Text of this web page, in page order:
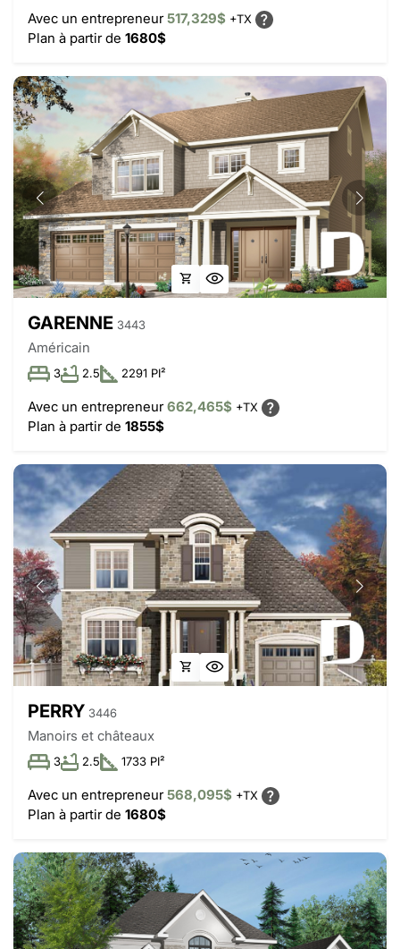
Avec un entrepreneur517,329$ +TX
Plan à partir de 1680$
GARENNE 3443
Américain
3 2.5 2291 PI²
Avec un entrepreneur662,465$ +TX
Plan à partir de 1855$
PERRY 3446
Manoirs et châteaux
3 2.5 1733 PI²
Avec un entrepreneur568,095$ +TX
Plan à partir de 1680$